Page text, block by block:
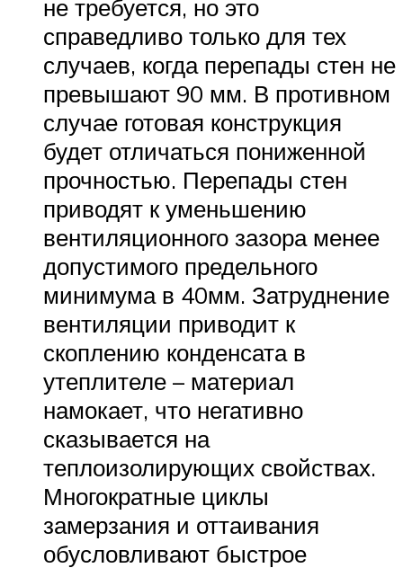
не требуется, но это
справедливо только для тех
случаев, когда перепады стен не
превышают 90 мм. В противном
случае готовая конструкция
будет отличаться пониженной
прочностью. Перепады стен
приводят к уменьшению
вентиляционного зазора менее
допустимого предельного
минимума в 40мм. Затруднение
вентиляции приводит к
скоплению конденсата в
утеплителе – материал
намокает, что негативно
сказывается на
теплоизолирующих свойствах.
Многократные циклы
замерзания и оттаивания
обусловливают быстрое